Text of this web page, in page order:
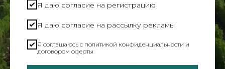
Я даю согласие на регистрацию
Я даю согласие на рассылку рекламы
Я соглашаюсь c политикой конфиденциальности и
договором оферты